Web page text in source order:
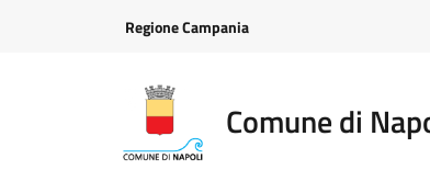
Regione Campania
Comune di